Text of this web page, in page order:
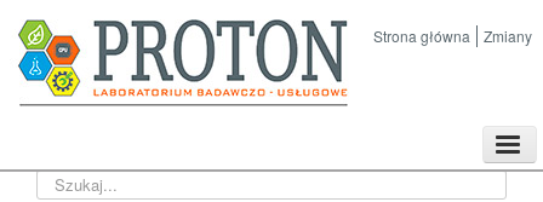
Strona główna Zmiany
Szukaj...